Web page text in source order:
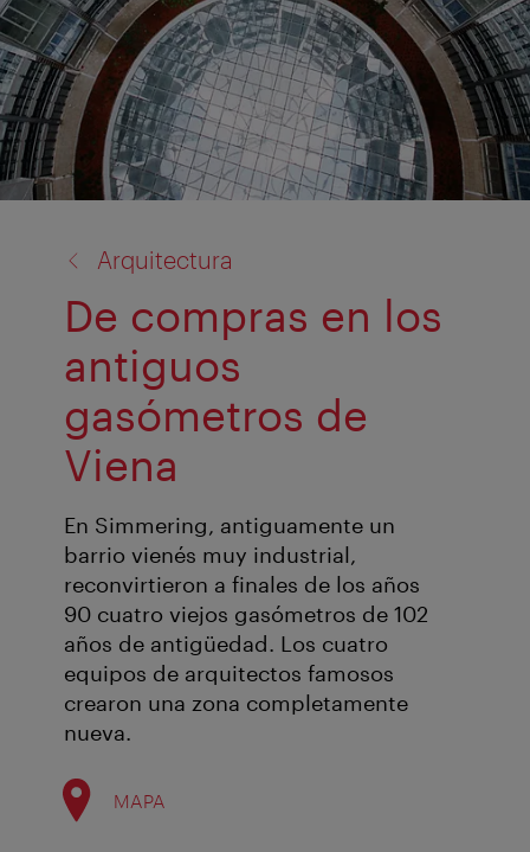
Arquitectura
De compras en los
antiguos
gasómetros de
Viena
En Simmering, antiguamente un
barrio vienés muy industrial,
reconvirtieron a finales de los años
90 cuatro viejos gasómetros de 102
años de antigüedad. Los cuatro
equipos de arquitectos famosos
crearon una zona completamente
nueva.
MAPA